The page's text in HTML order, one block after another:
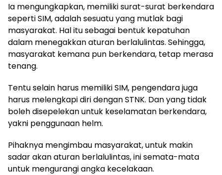
Ia mengungkapkan, memiliki surat-surat berkendara
seperti SIM, adalah sesuatu yang mutlak bagi
masyarakat. Hal itu sebagai bentuk kepatuhan
dalam menegakkan aturan berlalulintas. Sehingga,
masyarakat kemana pun berkendara, tetap merasa
tenang.
Tentu selain harus memiliki SIM, pengendara juga
harus melengkapi diri dengan STNK. Dan yang tidak
boleh disepelekan untuk keselamatan berkendara,
yakni penggunaan helm.
Pihaknya mengimbau masyarakat, untuk makin
sadar akan aturan berlalulintas, ini semata-mata
untuk mengurangi angka kecelakaan.